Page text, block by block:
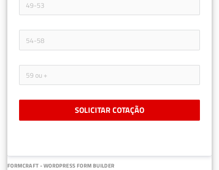
SOLICITAR COTAÇÃO
FORMCRAFT - WORDPRESS FORM BUILDER